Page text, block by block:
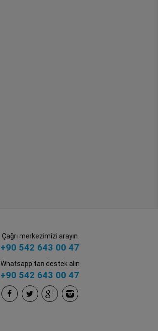
Çağrı merkezimizi arayın
+90 542 643 00 47
Whatsapp'tan destek alın
+90 542 643 00 47